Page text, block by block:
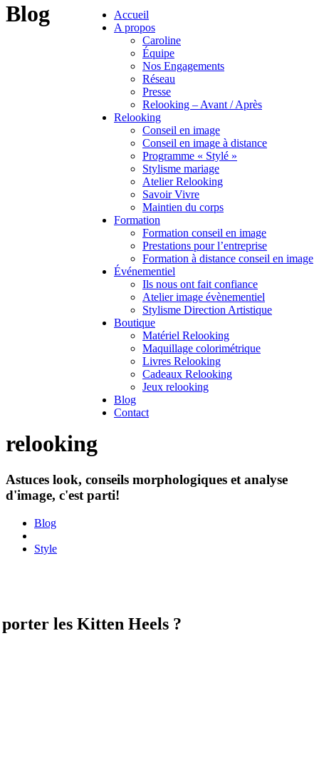
Accueil
A propos
Caroline
Équipe
Nos Engagements
Réseau
Presse
Relooking – Avant / Après
Relooking
Conseil en image
Conseil en image à distance
Programme « Stylé »
Stylisme mariage
Atelier Relooking
Savoir Vivre
Maintien du corps
Formation
Formation conseil en image
Prestations pour l’entreprise
Formation à distance conseil en image
Événementiel
Ils nous ont fait confiance
Atelier image évènementiel
Stylisme Direction Artistique
Boutique
Matériel Relooking
Maquillage colorimétrique
Livres Relooking
Cadeaux Relooking
Jeux relooking
Blog
Contact
Blog
relooking
Astuces look, conseils morphologiques et analyse
d'image, c'est parti!
Blog
Style
les Kitten Heels ?